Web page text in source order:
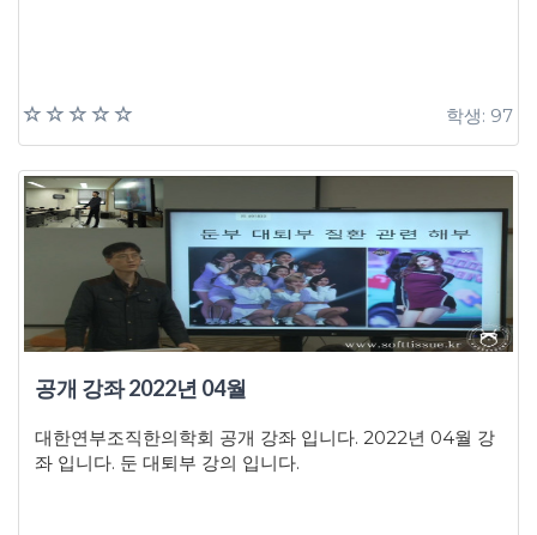
학생: 97
공개 강좌 2022년 04월
대한연부조직한의학회 공개 강좌 입니다. 2022년 04월 강
좌 입니다. 둔 대퇴부 강의 입니다.